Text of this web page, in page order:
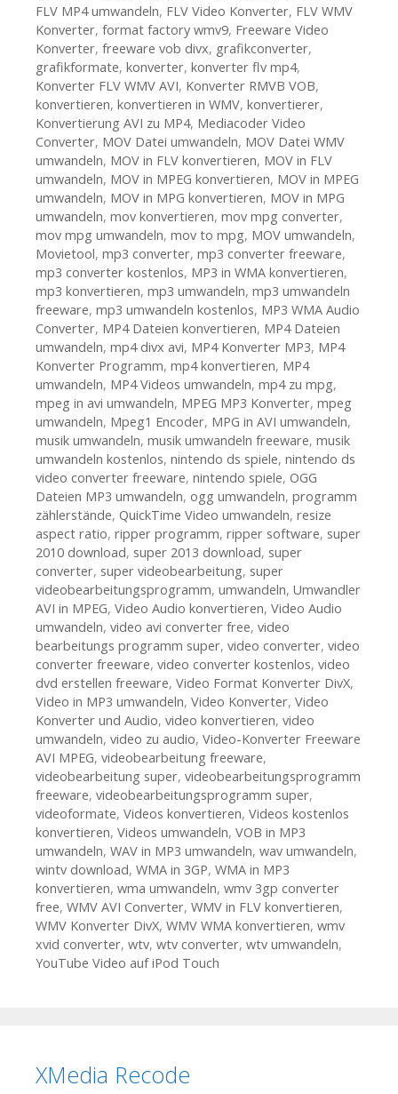
FLV MP4 umwandeln, FLV Video Konverter, FLV WMV
Konverter, format factory wmv9, Freeware Video
Konverter, freeware vob divx, grafikconverter,
grafikformate, konverter, konverter flv mp4,
Konverter FLV WMV AVI, Konverter RMVB VOB,
konvertieren, konvertieren in WMV, konvertierer,
Konvertierung AVI zu MP4, Mediacoder Video
Converter, MOV Datei umwandeln, MOV Datei WMV
umwandeln, MOV in FLV konvertieren, MOV in FLV
umwandeln, MOV in MPEG konvertieren, MOV in MPEG
umwandeln, MOV in MPG konvertieren, MOV in MPG
umwandeln, mov konvertieren, mov mpg converter,
mov mpg umwandeln, mov to mpg, MOV umwandeln,
Movietool, mp3 converter, mp3 converter freeware,
mp3 converter kostenlos, MP3 in WMA konvertieren,
mp3 konvertieren, mp3 umwandeln, mp3 umwandeln
freeware, mp3 umwandeln kostenlos, MP3 WMA Audio
Converter, MP4 Dateien konvertieren, MP4 Dateien
umwandeln, mp4 divx avi, MP4 Konverter MP3, MP4
Konverter Programm, mp4 konvertieren, MP4
umwandeln, MP4 Videos umwandeln, mp4 zu mpg,
mpeg in avi umwandeln, MPEG MP3 Konverter, mpeg
umwandeln, Mpeg1 Encoder, MPG in AVI umwandeln,
musik umwandeln, musik umwandeln freeware, musik
umwandeln kostenlos, nintendo ds spiele, nintendo ds
video converter freeware, nintendo spiele, OGG
Dateien MP3 umwandeln, ogg umwandeln, programm
zählerstände, QuickTime Video umwandeln, resize
aspect ratio, ripper programm, ripper software, super
2010 download, super 2013 download, super
converter, super videobearbeitung, super
videobearbeitungsprogramm, umwandeln, Umwandler
AVI in MPEG, Video Audio konvertieren, Video Audio
umwandeln, video avi converter free, video
bearbeitungs programm super, video converter, video
converter freeware, video converter kostenlos, video
dvd erstellen freeware, Video Format Konverter DivX,
Video in MP3 umwandeln, Video Konverter, Video
Konverter und Audio, video konvertieren, video
umwandeln, video zu audio, Video-Konverter Freeware
AVI MPEG, videobearbeitung freeware,
videobearbeitung super, videobearbeitungsprogramm
freeware, videobearbeitungsprogramm super,
videoformate, Videos konvertieren, Videos kostenlos
konvertieren, Videos umwandeln, VOB in MP3
umwandeln, WAV in MP3 umwandeln, wav umwandeln,
wintv download, WMA in 3GP, WMA in MP3
konvertieren, wma umwandeln, wmv 3gp converter
free, WMV AVI Converter, WMV in FLV konvertieren,
WMV Konverter DivX, WMV WMA konvertieren, wmv
xvid converter, wtv, wtv converter, wtv umwandeln,
YouTube Video auf iPod Touch
XMedia Recode